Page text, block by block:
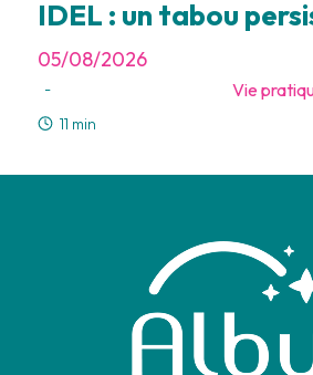
IDEL : un tabou
05/08/2026
- Vie
11 min